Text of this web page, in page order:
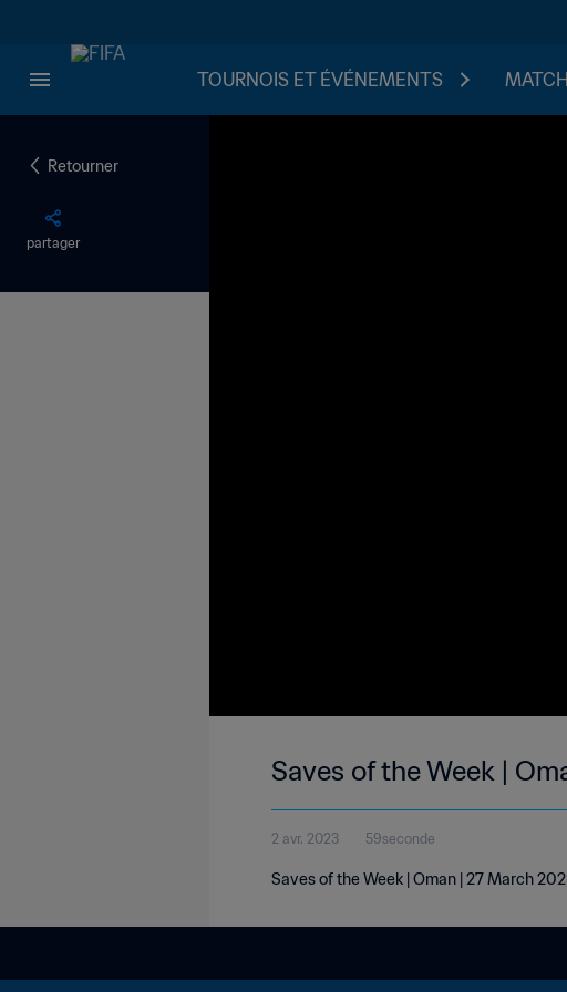
TOURNOIS ET ÉVÉNEMENTS
Retourner
partager
Saves of the Week |
2 avr. 2023 59seconde
Saves of the Week | Oman | 27 March